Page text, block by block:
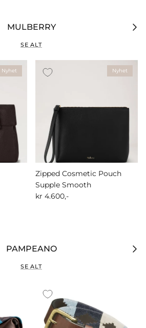
MULBERRY
SE ALT
Nyhet Nyhet
Zipped Cosmetic Pouch
Supple Smooth
kr 4.600,-
PAMPEANO
SE ALT